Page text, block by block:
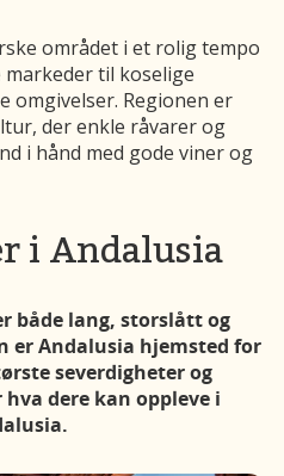
området i et rolig tempo
til koselige
omgivelser. Regionen er
der enkle råvarer og
i hånd med gode viner og
i Andalusia
både lang, storslått og
er Andalusia hjemsted for
severdigheter og
dere kan oppleve i